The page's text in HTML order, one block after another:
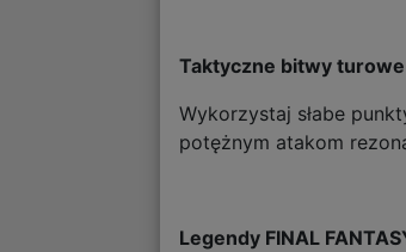
Taktyczne bitwy turowe
Wykorzystaj słabe
potężnym atakom
Legendy FINAL